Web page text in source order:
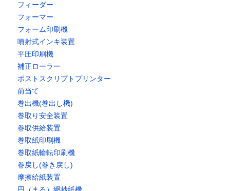
フィーダー
フォーマー
フォーム印刷機
噴射式インキ装置
平圧印刷機
補正ローラー
ポストスクリプトプリンター
前当て
巻出機(巻出し機)
巻取り安全装置
巻取供給装置
巻取紙印刷機
巻取紙輪転印刷機
巻戻し(巻き戻し)
摩擦給紙装置